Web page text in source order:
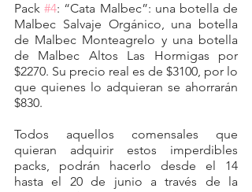
Pack #4: “Cata Malbec”: una botella de
Malbec Salvaje Orgánico, una botella
de Malbec Monteagrelo y una botella
de Malbec Altos Las Hormigas por
$2270. Su precio real es de $3100, por lo
que quienes lo adquieran se ahorrarán
$830.
Todos aquellos comensales que
quieran adquirir estos imperdibles
packs, podrán hacerlo desde el 14
hasta el 20 de junio a través de la